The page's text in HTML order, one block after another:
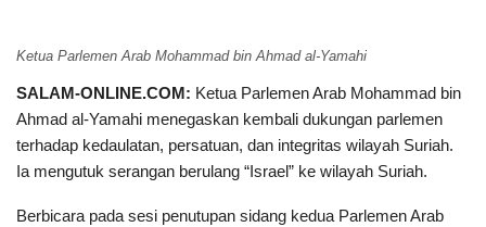
Ketua Parlemen Arab Mohammad bin Ahmad al-Yamahi
SALAM-ONLINE.COM: Ketua Parlemen Arab Mohammad bin
Ahmad al-Yamahi menegaskan kembali dukungan parlemen
terhadap kedaulatan, persatuan, dan integritas wilayah Suriah.
Ia mengutuk serangan berulang “Israel” ke wilayah Suriah.
Berbicara pada sesi penutupan sidang kedua Parlemen Arab